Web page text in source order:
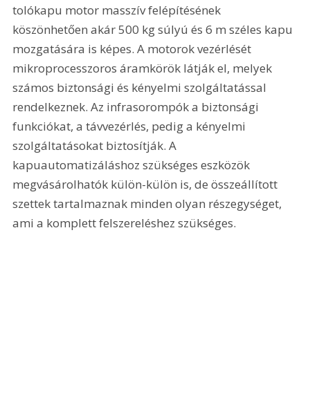
tolókapu motor masszív felépítésének
köszönhetően akár 500 kg súlyú és 6 m széles kapu
mozgatására is képes. A motorok vezérlését
mikroprocesszoros áramkörök látják el, melyek
számos biztonsági és kényelmi szolgáltatással
rendelkeznek. Az infrasorompók a biztonsági
funkciókat, a távvezérlés, pedig a kényelmi
szolgáltatásokat biztosítják. A
kapuautomatizáláshoz szükséges eszközök
megvásárolhatók külön-külön is, de összeállított
szettek tartalmaznak minden olyan részegységet,
ami a komplett felszereléshez szükséges.